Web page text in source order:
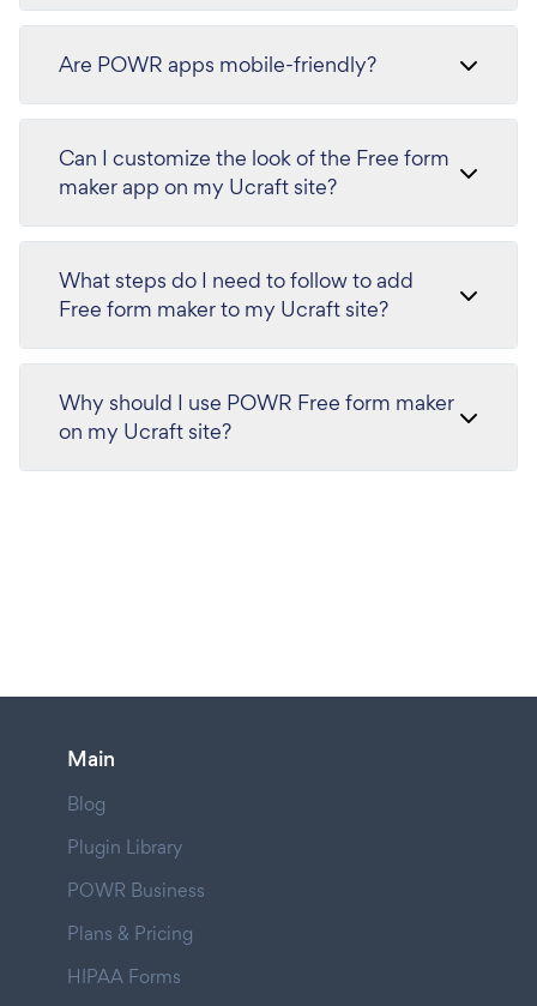
Are POWR apps mobile-friendly?
Can I customize the look of the Free form
maker app on my Ucraft site?
What steps do I need to follow to add
Free form maker to my Ucraft site?
Why should I use POWR Free form maker
on my Ucraft site?
Main
Blog
Plugin Library
POWR Business
Plans & Pricing
HIPAA Forms